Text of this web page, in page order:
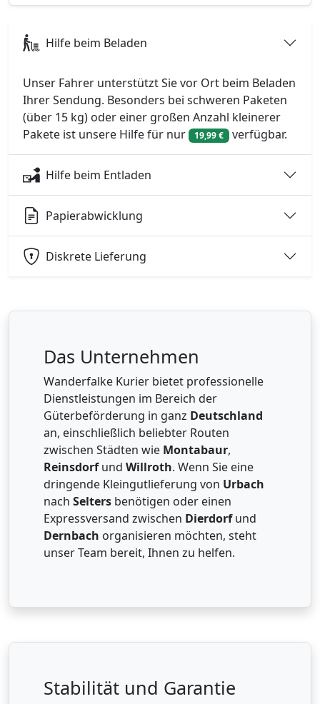
Hilfe beim Beladen
Unser Fahrer unterstützt Sie vor Ort beim Beladen
Ihrer Sendung. Besonders bei schweren Paketen
(über 15 kg) oder einer großen Anzahl kleinerer
Pakete ist unsere Hilfe für nur
19,99 € verfügbar.
Hilfe beim Entladen
Papierabwicklung
Diskrete Lieferung
Das Unternehmen
Wanderfalke Kurier bietet professionelle
Dienstleistungen im Bereich der
Güterbeförderung in ganz Deutschland
an, einschließlich beliebter Routen
zwischen Städten wie Montabaur,
Reinsdorfund Willroth. Wenn Sie eine
dringende Kleingutlieferung von Urbach
nach Selters benötigen oder einen
Expressversand zwischen Dierdorfund
Dernbach organisieren möchten, steht
unser Team bereit, Ihnen zu helfen.
Stabilität und Garantie